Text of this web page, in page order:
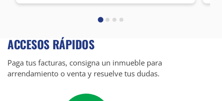
ACCESOS RÁPIDOS
Paga tus facturas, consigna un inmueble para
arrendamiento o venta y resuelve tus dudas.